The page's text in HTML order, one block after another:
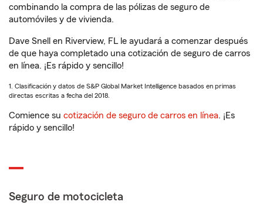
combinando la compra de las pólizas de seguro de
automóviles y de vivienda.
Dave Snell en Riverview, FL le ayudará a comenzar después
de que haya completado una cotización de seguro de carros
en línea. ¡Es rápido y sencillo!
1. Clasificación y datos de S&P Global Market Intelligence basados en primas
directas escritas a fecha del 2018.
Comience su cotización de seguro de carros en línea. ¡Es
rápido y sencillo!
Seguro de motocicleta